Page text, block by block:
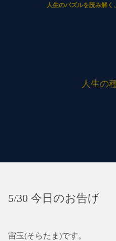
人生の
人生のパズルを読み解
5/30 今日のお告げ
宙玉(そらたま)です。